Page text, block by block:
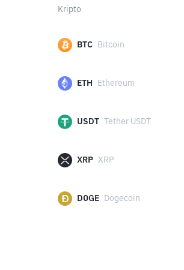
Kripto
BTC Bitcoin
ETH Ethereum
USDT Tether USDT
XRP XRP
DOGE Dogecoin